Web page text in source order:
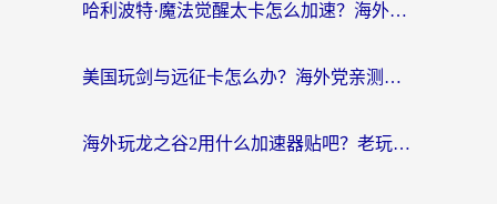
哈利波特·魔法觉醒太卡怎么加速？海外党亲测有效的国服游戏加速指南
美国玩剑与远征卡怎么办？海外党亲测有效的国服游戏加速指南
海外玩龙之谷2用什么加速器贴吧？老玩家实测推荐，附新加坡猎魂觉醒国外剑与远征加速攻略